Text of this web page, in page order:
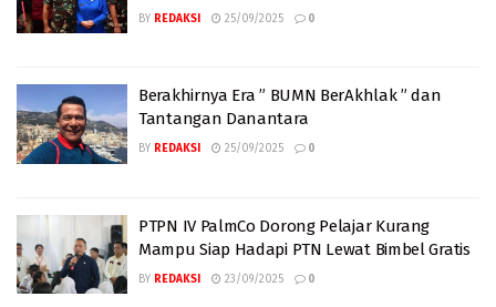
BY REDAKSI 25/09/2025 0
Berakhirnya Era ” BUMN BerAkhlak ” dan
Tantangan Danantara
BY REDAKSI 25/09/2025 0
PTPN IV PalmCo Dorong Pelajar Kurang
Mampu Siap Hadapi PTN Lewat Bimbel Gratis
BY REDAKSI 23/09/2025 0